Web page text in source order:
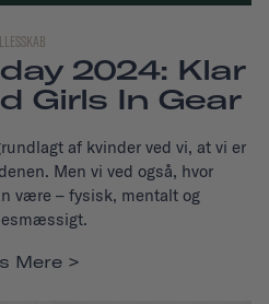
2024: Klar
Girls In Gear
af kvinder ved vi, at vi er
Men vi ved også, hvor
være – fysisk, mentalt og
Mere